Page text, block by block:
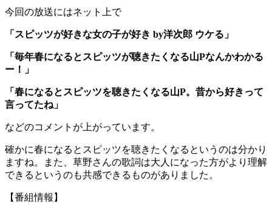
今回の放送にはネット上で
「スピッツが好きな女の子が好き by洋次郎 ウケる」
「毎年春になるとスピッツが聴きたくなる山Pなんかわかる
ー！」
「春になるとスピッツを聴きたくなる山P。昔から好きって
言ってたね」
などのコメントが上がっています。
確かに春になるとスピッツを聴きたくなるというのは分かり
ますね。また、草野さんの歌詞は大人になった方がより理解
できるというのも共感できるものがありました。
【番組情報】